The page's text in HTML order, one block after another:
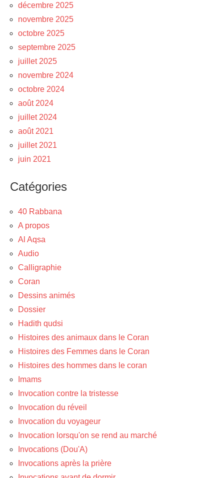
décembre 2025
novembre 2025
octobre 2025
septembre 2025
juillet 2025
novembre 2024
octobre 2024
août 2024
juillet 2024
août 2021
juillet 2021
juin 2021
Catégories
40 Rabbana
A propos
Al Aqsa
Audio
Calligraphie
Coran
Dessins animés
Dossier
Hadith qudsi
Histoires des animaux dans le Coran
Histoires des Femmes dans le Coran
Histoires des hommes dans le coran
Imams
Invocation contre la tristesse
Invocation du réveil
Invocation du voyageur
Invocation lorsqu'on se rend au marché
Invocations (Dou'A)
Invocations après la prière